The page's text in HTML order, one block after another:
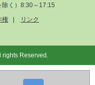
除く）8:30～17:15
権
リンク
Reserved.